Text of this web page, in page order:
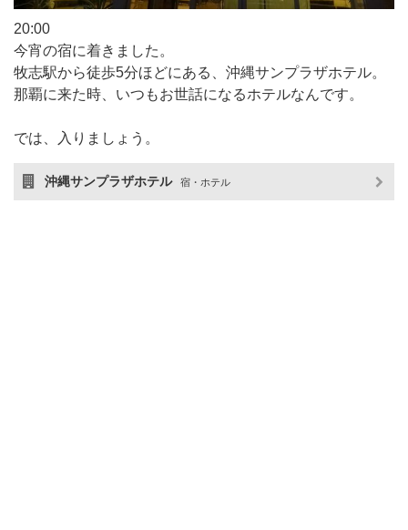
20:00
今宵の宿に着きました。
牧志駅から徒歩5分ほどにある、沖縄サンプラザホテル。
那覇に来た時、いつもお世話になるホテルなんです。
では、入りましょう。
沖縄サンプラザホテル 宿・ホテル